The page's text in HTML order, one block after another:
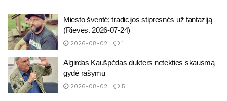
Miesto šventė: tradicijos stipresnės už fantaziją
(Rievės. 2026-07-24)
2026-08-02 1
Algirdas Kaušpėdas dukters netekties skausmą
gydė rašymu
2026-08-02 5